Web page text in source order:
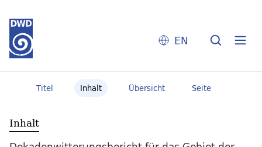
EN
Titel Inhalt Übersicht Seite
Inhalt